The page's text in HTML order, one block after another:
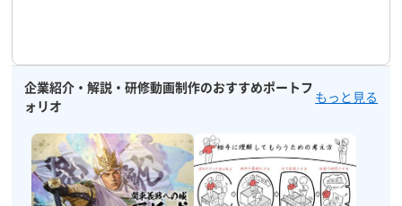
企業紹介・解説・研修動画制作のおすすめポートフ
ォリオ
もっと見る